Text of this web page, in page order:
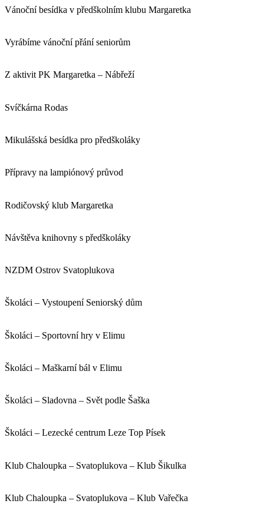
Vánoční besídka v předškolním klubu Margaretka
Vyrábíme vánoční přání seniorům
Z aktivit PK Margaretka – Nábřeží
Svíčkárna Rodas
Mikulášská besídka pro předškoláky
Přípravy na lampiónový průvod
Rodičovský klub Margaretka
Návštěva knihovny s předškoláky
NZDM Ostrov Svatoplukova
Školáci – Vystoupení Seniorský dům
Školáci – Sportovní hry v Elimu
Školáci – Maškarní bál v Elimu
Školáci – Sladovna – Svět podle Šaška
Školáci – Lezecké centrum Leze Top Písek
Klub Chaloupka – Svatoplukova – Klub Šikulka
Klub Chaloupka – Svatoplukova – Klub Vařečka